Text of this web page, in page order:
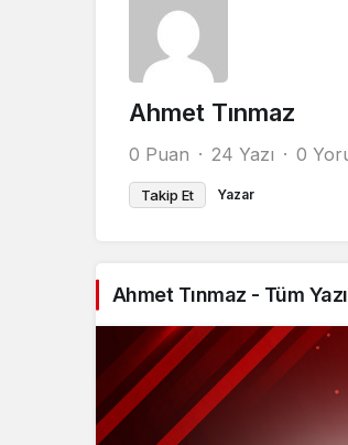
Ahmet Tınmaz
0 Puan 24 Yazı 0
Takip Et Yazar
Ahmet Tınmaz - Tüm